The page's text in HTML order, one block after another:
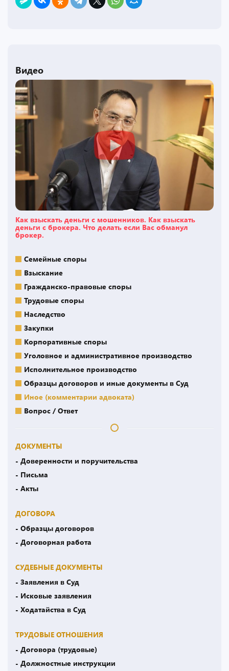
Видео
Как взыскать деньги с мошенников. Как взыскать
деньги с брокера. Что делать если Вас обманул
брокер.
Семейные споры
Взыскание
Гражданско-правовые споры
Трудовые споры
Наследство
Закупки
Корпоративные споры
Уголовное и административное производство
Исполнительное производство
Образцы договоров и иные документы в Суд
Иное (комментарии адвоката)
Вопрос / Ответ
ДОКУМЕНТЫ
- Доверенности и поручительства
- Письма
- Акты
ДОГОВОРА
- Образцы договоров
- Договорная работа
СУДЕБНЫЕ ДОКУМЕНТЫ
- Заявления в Суд
- Исковые заявления
- Ходатайства в Суд
ТРУДОВЫЕ ОТНОШЕНИЯ
- Договора (трудовые)
- Должностные инструкции